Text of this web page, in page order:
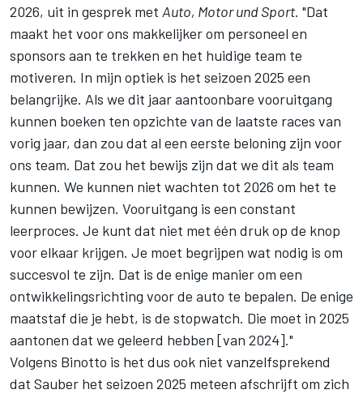
2026, uit in gesprek met Auto, Motor und Sport. "Dat
maakt het voor ons makkelijker om personeel en
sponsors aan te trekken en het huidige team te
motiveren. In mijn optiek is het seizoen 2025 een
belangrijke. Als we dit jaar aantoonbare vooruitgang
kunnen boeken ten opzichte van de laatste races van
vorig jaar, dan zou dat al een eerste beloning zijn voor
ons team. Dat zou het bewijs zijn dat we dit als team
kunnen. We kunnen niet wachten tot 2026 om het te
kunnen bewijzen. Vooruitgang is een constant
leerproces. Je kunt dat niet met één druk op de knop
voor elkaar krijgen. Je moet begrijpen wat nodig is om
succesvol te zijn. Dat is de enige manier om een
ontwikkelingsrichting voor de auto te bepalen. De enige
maatstaf die je hebt, is de stopwatch. Die moet in 2025
aantonen dat we geleerd hebben [van 2024]."
Volgens Binotto is het dus ook niet vanzelfsprekend
dat Sauber het seizoen 2025 meteen afschrijft om zich